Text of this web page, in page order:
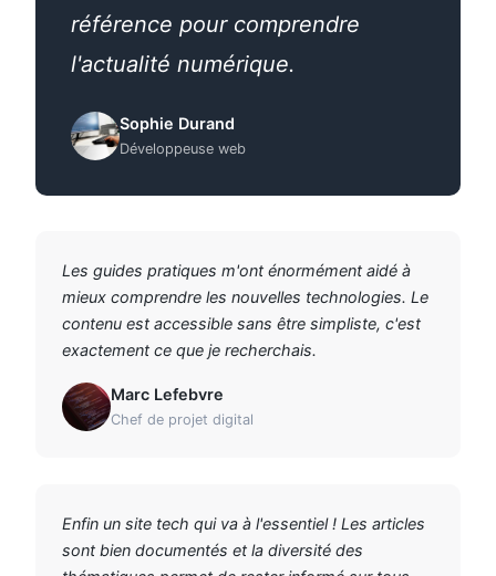
référence pour comprendre
l'actualité numérique.
Sophie Durand
Développeuse web
Les guides pratiques m'ont énormément aidé à
mieux comprendre les nouvelles technologies. Le
contenu est accessible sans être simpliste, c'est
exactement ce que je recherchais.
Marc Lefebvre
Chef de projet digital
Enfin un site tech qui va à l'essentiel ! Les articles
sont bien documentés et la diversité des